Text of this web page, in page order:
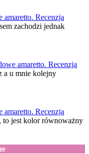
amaretto. Recenzja
zachodzi jednak
amaretto. Recenzja
a u mnie kolejny
amaretto. Recenzja
to jest kolor równoważny